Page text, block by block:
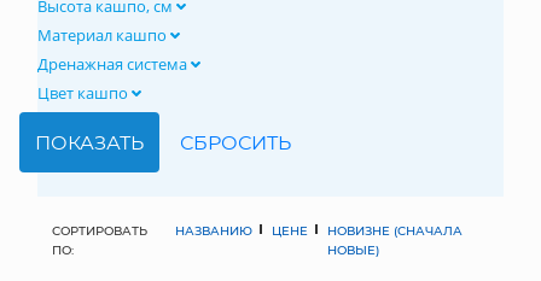
МЯГКИЕ ИГРУШКИ
Высота кашпо, см
Материал кашпо
Дренажная система
Цвет кашпо
СОРТИРОВАТЬ
ПО:
НАЗВАНИЮ ЦЕНЕ
НОВИЗНЕ (СНАЧАЛА
НОВЫЕ)